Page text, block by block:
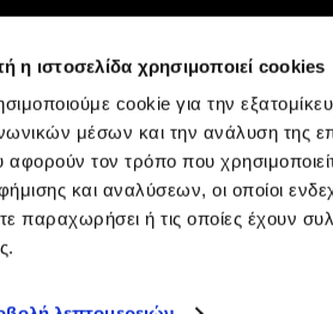
η ιστοσελίδα χρησιμοποιεί cookies
cookie για την
μέσων και την ανάλυση της
αφορούν τον τρόπο που
και αναλύσεων, οι οποίοι
παραχωρήσει ή τις οποίες έχουν